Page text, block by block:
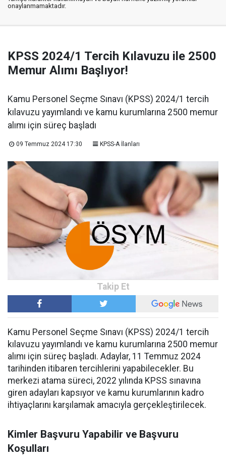
onaylanmamaktadır.
KPSS 2024/1 Tercih Kılavuzu ile 2500
Memur Alımı Başlıyor!
Kamu Personel Seçme Sınavı (KPSS) 2024/1 tercih
kılavuzu yayımlandı ve kamu kurumlarına 2500 memur
alımı için süreç başladı
09 Temmuz 2024 17:30 KPSS-A İlanları
Kamu Personel Seçme Sınavı (KPSS) 2024/1 tercih
kılavuzu yayımlandı ve kamu kurumlarına 2500 memur
alımı için süreç başladı. Adaylar, 11 Temmuz 2024
tarihinden itibaren tercihlerini yapabilecekler. Bu
merkezi atama süreci, 2022 yılında KPSS sınavına
giren adayları kapsıyor ve kamu kurumlarının kadro
ihtiyaçlarını karşılamak amacıyla gerçekleştirilecek.
Kimler Başvuru Yapabilir ve Başvuru
Koşulları